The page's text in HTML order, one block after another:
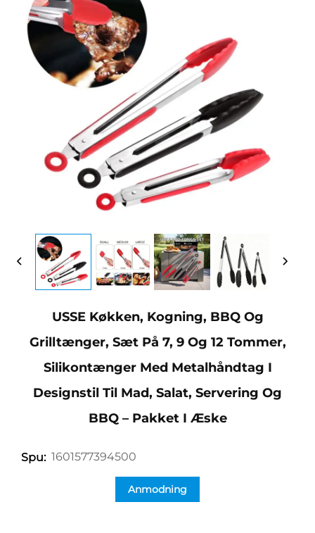
USSE Køkken, Kogning, BBQ Og
Grilltænger, Sæt På 7, 9 Og 12 Tommer,
Silikontænger Med Metalhåndtag I
Designstil Til Mad, Salat, Servering Og
BBQ – Pakket I Æske
Spu: 1601577394500
Anmodning